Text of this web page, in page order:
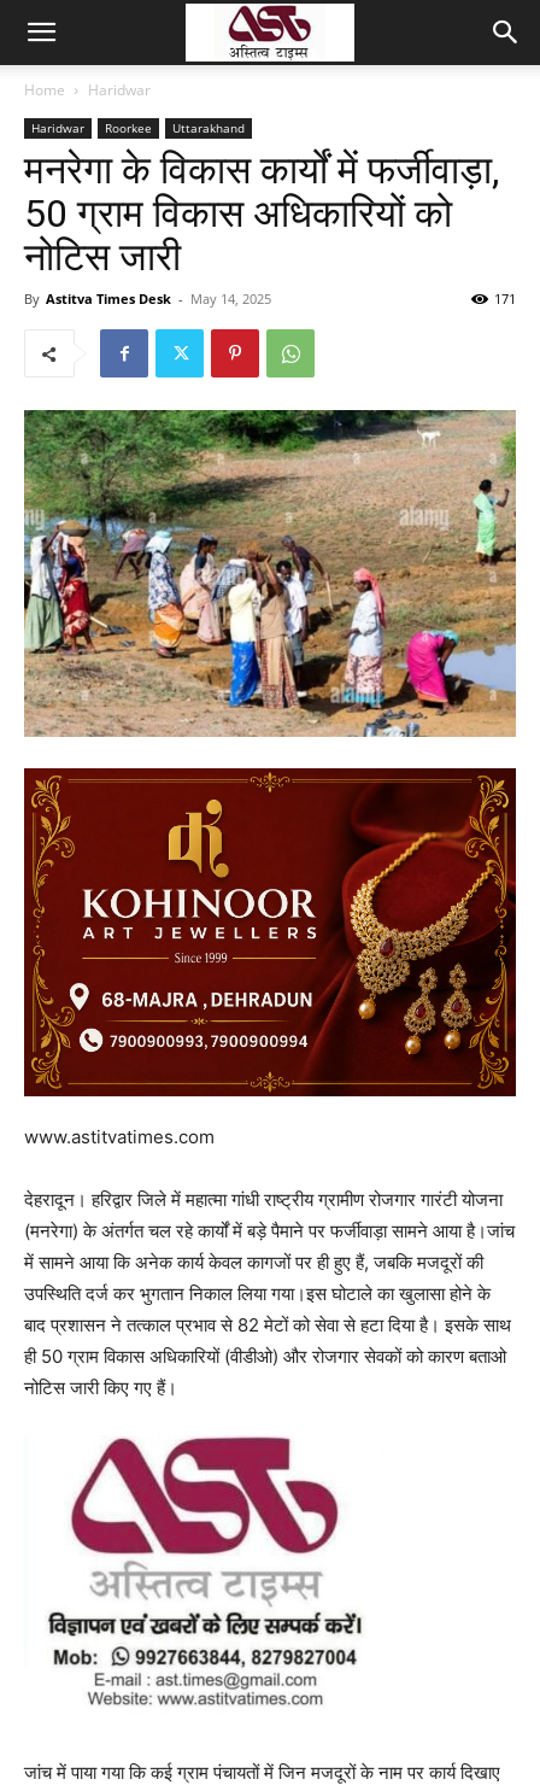
Home Haridwar
Haridwar Roorkee Uttarakhand
मनरेगा के विकास कार्यों में फर्जीवाड़ा,
50 ग्राम विकास अधिकारियों को
नोटिस जारी
By Astitva Times Desk - May 14, 2025 171
www.astitvatimes.com
देहरादून। हरिद्वार जिले में महात्मा गांधी राष्ट्रीय ग्रामीण रोजगार गारंटी योजना
(मनरेगा) के अंतर्गत चल रहे कार्यों में बड़े पैमाने पर फर्जीवाड़ा सामने आया है।जांच
में सामने आया कि अनेक कार्य केवल कागजों पर ही हुए हैं, जबकि मजदूरों की
उपस्थिति दर्ज कर भुगतान निकाल लिया गया।इस घोटाले का खुलासा होने के
बाद प्रशासन ने तत्काल प्रभाव से 82 मेटों को सेवा से हटा दिया है। इसके साथ
ही 50 ग्राम विकास अधिकारियों (वीडीओ) और रोजगार सेवकों को कारण बताओ
नोटिस जारी किए गए हैं।
जांच में पाया गया कि कई ग्राम पंचायतों में जिन मजदूरों के नाम पर कार्य दिखाए